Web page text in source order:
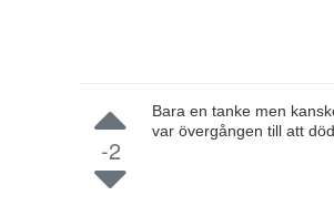
-2
Bara en tanke men
var övergången till att